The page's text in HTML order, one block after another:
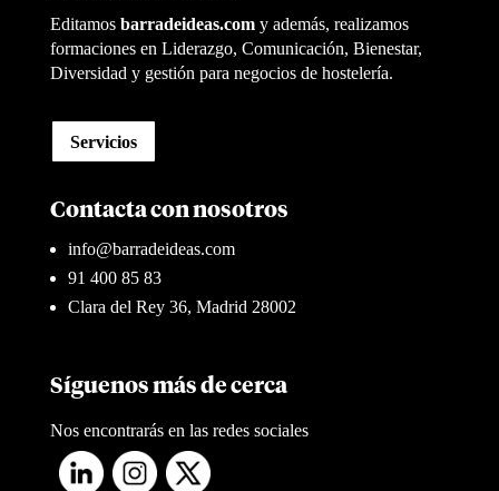
Editamosbarradeideas.com y además, realizamos
formaciones en Liderazgo, Comunicación, Bienestar,
Diversidad y gestión para negocios de hostelería.
Servicios
Contacta con nosotros
info@barradeideas.com
91 400 85 83
Clara del Rey 36, Madrid 28002
Síguenos más de cerca
Nos encontrarás en las redes sociales